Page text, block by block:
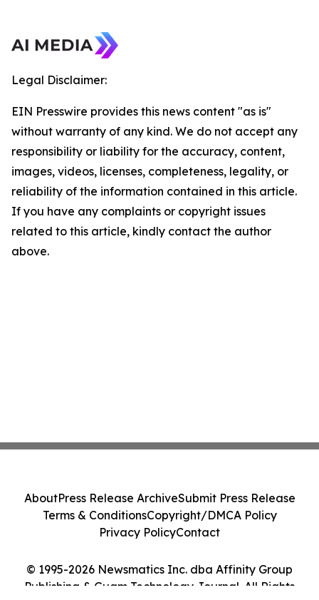
Legal Disclaimer:
EIN Presswire provides this news content "as is"
without warranty of any kind. We do not accept any
responsibility or liability for the accuracy, content,
images, videos, licenses, completeness, legality, or
reliability of the information contained in this article.
If you have any complaints or copyright issues
related to this article, kindly contact the author
above.
© 1995-2026 Newsmatics Inc. dba Affinity Group
Publishing & Guam Technology Journal. All Rights
AboutPress Release ArchiveSubmit Press Release
Terms & ConditionsCopyright/DMCA Policy
Privacy PolicyContact